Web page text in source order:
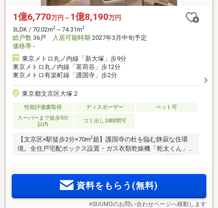
1億6,770万円～ 1億8,190万円
3LDK / 70.02m2 ～74.31m2
総戸数 36戸 入居可能時期 2027年3月中旬予定
価格帯 -
東京メトロ丸ノ内線「新大塚」歩9分
東京メトロ丸ノ内線「茗荷谷」歩12分
東京メトロ有楽町線「護国寺」歩2分
東京都文京区大塚２
性能評価書取得 ディスポーザー
ペット可
スーパーまで徒歩5分
以内
ゴミ出し24時間可
【文京区×駅徒歩2分×70m2 超】護国寺の杜を臨む静寂な住環
境。全住戸宅配ボックス設置・ガス衣類乾燥機「乾太くん」
標準装備で忙しい平日の家事負担を軽減。有楽町線「護国
田町へダイレクトアクセスの利便性。70m2超・3LDK中心のゆ
とりあるプランニング資料をもらう(無料)
※SUUMOのお問い合わせページへ移動します